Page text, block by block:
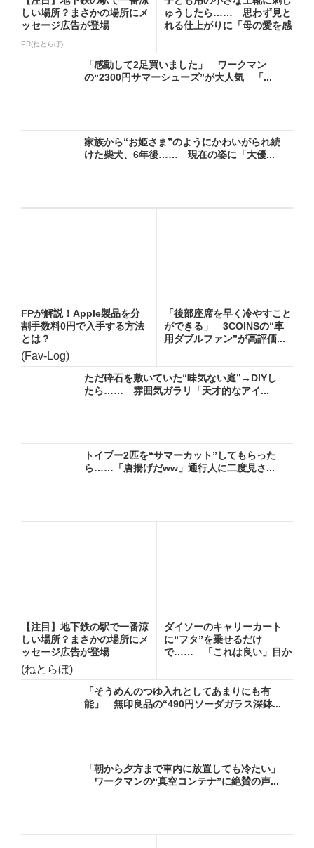
しい場所？まさかの場所にメ
ッセージ広告が登場
PR(ねとらぼ)
ゅうしたら…… 思わず見と
れる仕上がりに「母の愛を感
「感動して2足買いました」 ワークマン
の“2300円サマーシューズ”が大人気 「...
家族から“お姫さま”のようにかわいがられ続
けた柴犬、6年後…… 現在の姿に「大優...
FPが解説！Apple製品を分
割手数料0円で入手する方法
とは？
(Fav-Log)
「後部座席を早く冷やすこと
ができる」 3COINSの“車
用ダブルファン”が高評価...
ただ砕石を敷いていた“味気ない庭”→DIYし
たら…… 雰囲気ガラリ「天才的なアイ...
トイプー2匹を“サマーカット”してもらった
ら……「唐揚げだww」通行人に二度見さ...
【注目】地下鉄の駅で一番涼
しい場所？まさかの場所にメ
ッセージ広告が登場
(ねとらぼ)
ダイソーのキャリーカート
に“フタ”を乗せるだけ
で…… 「これは良い」目か
「そうめんのつゆ入れとしてあまりにも有
能」 無印良品の“490円ソーダガラス深鉢...
「朝から夕方まで車内に放置しても冷たい」
ワークマンの“真空コンテナ”に絶賛の声...